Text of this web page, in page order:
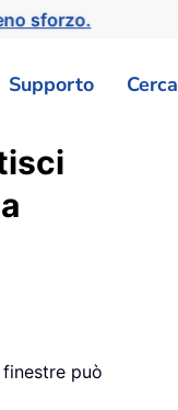
sforzo.
Supporto Cerca
può